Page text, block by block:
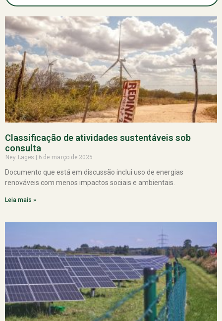
Classificação de atividades sustentáveis sob
consulta
Ney Lages
6 de março de 2025
Documento que está em discussão inclui uso de energias
renováveis com menos impactos sociais e ambientais.
Leia mais »